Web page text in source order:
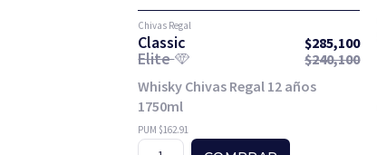
Chivas Regal
Classic $285,100
Elite $240,100
Whisky Chivas Regal 12 años
1750ml
PUM $162.91